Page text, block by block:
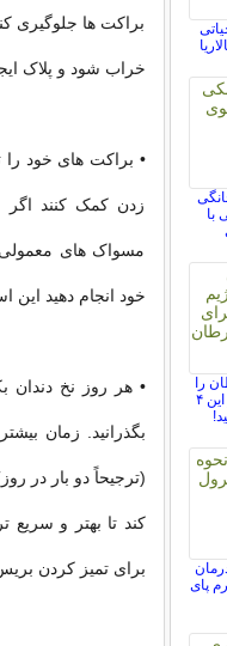
براکت ها جلوگیری
خراب شود و پلاک
• براکت های خود را
زدن کمک کنند اگر
مسواک های معمولی
خود انجام دهید این
• هر روز نخ دندان
بگذرانید. زمان
(ترجیحاً دو بار در
کند تا بهتر و سریع
برای تمیز کردن
با
را
تغذیه می‌کنند؛ از این ۴
پای